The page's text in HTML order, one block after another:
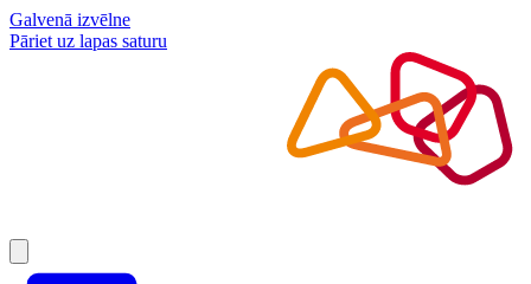
Galvenā izvēlne
Pāriet uz lapas saturu